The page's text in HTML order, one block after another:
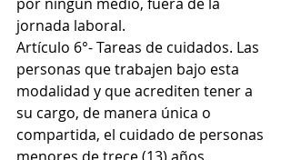
jornada laboral.
Artículo 6°- Tareas de cuidados. Las
personas que trabajen bajo esta
modalidad y que acrediten tener a
su cargo, de manera única o
compartida, el cuidado de personas